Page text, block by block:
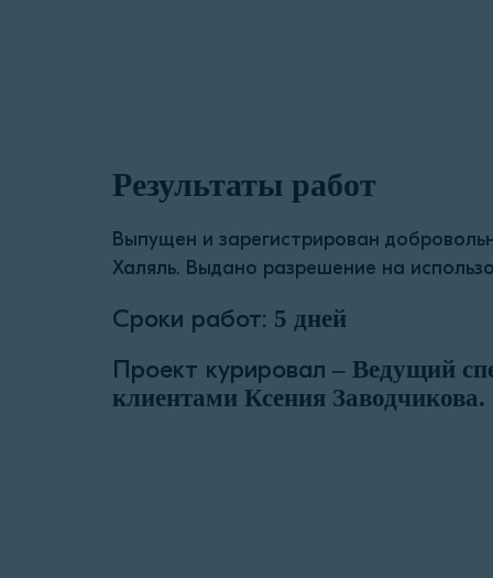
Результаты работ
Выпущен и зарегистрирован
Халяль. Выдано разрешение на
Сроки работ: 5 дней
Проект курировал – Ведущий
клиентами Ксения Заводчикова.